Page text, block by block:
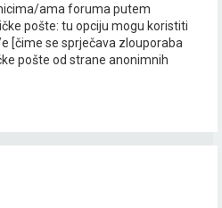
ama foruma putem
pošte: tu opciju mogu koristiti
[čime se sprječava zlouporaba
pošte od strane anonimnih